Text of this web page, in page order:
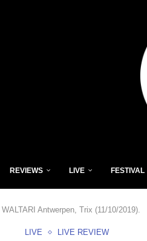
REVIEWS LIVE FESTIVAL
Antwerpen, Trix (11/10/2019).
LIVE LIVE REVIEW